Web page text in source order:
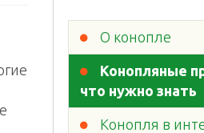
О конопле
Конопляные
что нужно знать
Конопля в